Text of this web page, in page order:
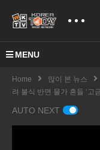
MENU
Home 많이 본 뉴스
려 불식 반면 물가 흔들 ‘고
AUTO NEXT